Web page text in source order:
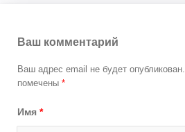
Ваш комментарий
Ваш адрес email не будет опубликован.
помечены *
Имя *